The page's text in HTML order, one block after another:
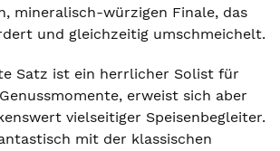
mineralisch-würzigen Finale, das
und gleichzeitig umschmeichelt.
Satz ist ein herrlicher Solist für
erweist sich aber
vielseitiger Speisenbegleiter.
mit der klassischen